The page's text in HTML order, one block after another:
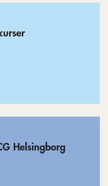
Helsingborg